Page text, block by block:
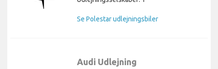
Se Polestar udlejningsbiler
Audi Udlejning